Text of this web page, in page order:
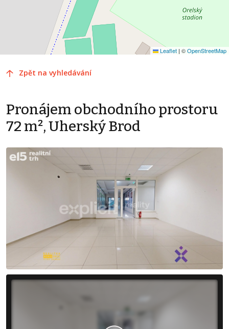
Leaflet | ©OpenStreetMap
Zpět na vyhledávání
Pronájem obchodního prostoru
72 m², Uherský Brod